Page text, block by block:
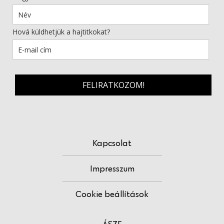
Hová küldhetjük a hajtitkokat?
FELIRATKOZOM!
Kapcsolat
Impresszum
Cookie beállítások